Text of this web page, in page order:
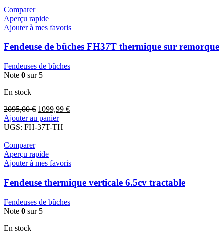
Comparer
Aperçu rapide
Ajouter à mes favoris
Fendeuse de bûches FH37T thermique sur remorque
Fendeuses de bûches
Note 0 sur 5
En stock
2095,00€ 1099,99 €
Ajouter au panier
UGS: FH-37T-TH
Comparer
Aperçu rapide
Ajouter à mes favoris
Fendeuse thermique verticale 6.5cv tractable
Fendeuses de bûches
Note 0 sur 5
En stock